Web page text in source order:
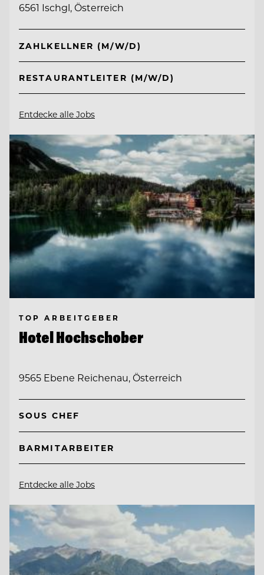
6561 Ischgl, Österreich
ZAHLKELLNER (M/W/D)
RESTAURANTLEITER (M/W/D)
Entdecke alle Jobs
TOP ARBEITGEBER
Hotel Hochschober
9565 Ebene Reichenau, Österreich
SOUS CHEF
BARMITARBEITER
Entdecke alle Jobs